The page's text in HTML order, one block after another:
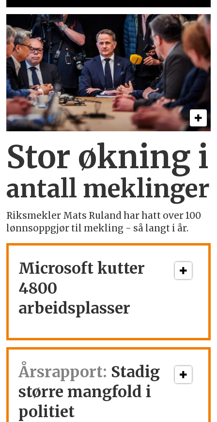
Stor økning i
antall meklinger
Riksmekler Mats Ruland har hatt over 100
lønnsoppgjør til mekling - så langt i år.
Microsoft kutter
4800
arbeidsplasser
Årsrapport: Stadig
større mangfold i
politiet